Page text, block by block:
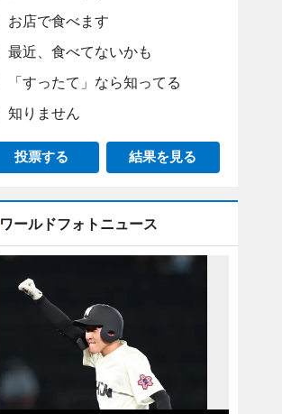
お店で食べます
最近、食べてないかも
「すったて」なら知ってる
知りません
投票する 結果を見る
ワールドフォトニュース